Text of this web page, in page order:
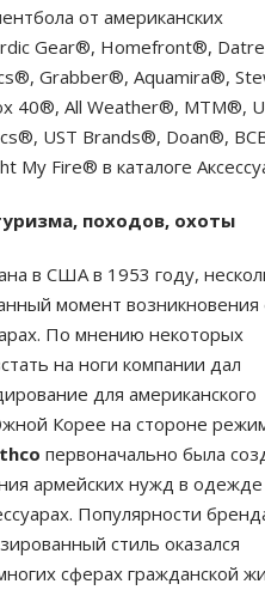
от американских
Gear®, Homefront®,
Grabber®, Aquamira®,
40®, All Weather®, MTM®,
UST Brands®, Doan®,
My Fire® в каталоге
походов, охоты
в США в 1953 году,
момент возникновения
По мнению некоторых
на ноги компании дал
для американского
Корее на стороне
первоначально была
армейских нужд в
Популярности
стиль оказался
сферах гражданской